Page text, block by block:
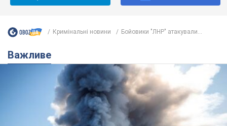
Кримінальні новини Бойовики "ЛНР" атакували...
Важливе